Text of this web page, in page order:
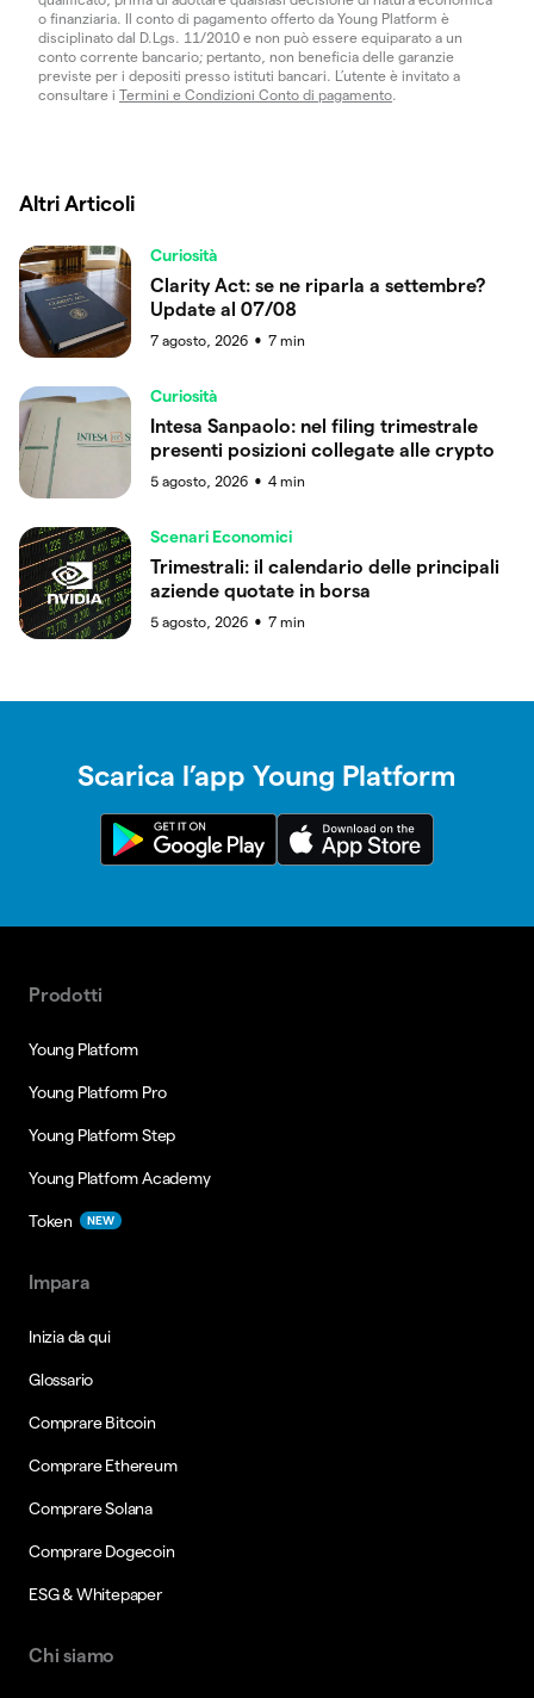
o finanziaria. Il conto di pagamento offerto da Young Platform è
disciplinato dal D.Lgs. 11/2010 e non può essere equiparato a un
conto corrente bancario; pertanto, non beneficia delle garanzie
previste per i depositi presso istituti bancari. L’utente è invitato a
consultare i Termini e Condizioni Conto di pagamento.
Altri Articoli
Curiosità
Clarity Act: se ne riparla a settembre?
Update al 07/08
7 agosto, 2026 ● 7 min
Curiosità
Intesa Sanpaolo: nel filing trimestrale
presenti posizioni collegate alle crypto
5 agosto, 2026 ● 4 min
Scenari Economici
Trimestrali: il calendario delle principali
aziende quotate in borsa
5 agosto, 2026 ● 7 min
Scarica l’app Young Platform
Prodotti
Young Platform
Young Platform Pro
Young Platform Step
Young Platform Academy
Token NEW
Impara
Inizia da qui
Glossario
Comprare Bitcoin
Comprare Ethereum
Comprare Solana
Comprare Dogecoin
ESG & Whitepaper
Chi siamo